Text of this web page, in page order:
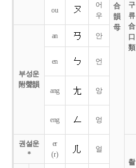
合
韻
母
구
류
合
口
類
ou
어
우
부성운
附聲韻
an 안
en 언
ang 앙
eng 엉
권설운
*
er
(r)
얼
촬